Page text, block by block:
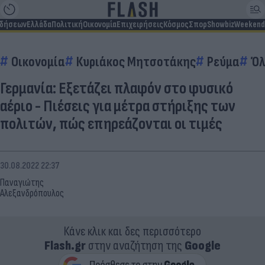
ΕλλάδαΠολιτικήΟικονομίαΕπιχειρήσειςΚόσμοςΣπορShowbizWeekend
Οικονομία Κυριάκος Μητσοτάκης Ρεύμα
Γερμανία: Εξετάζει πλαφόν στο φυσικό
αέριο - Πιέσεις για μέτρα στήριξης των
πολιτών, πώς επηρεάζονται οι τιμές
Παναγιώτης
Αλεξανδρόπουλος
30.08.2022 22:37
Κάνε κλικ και δες περισσότερο
Flash.grστην αναζήτηση της Google